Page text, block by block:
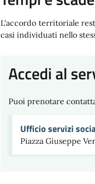
L'accordo territoriale
casi individuati nello
Accedi al
Puoi prenotare
Ufficio servizi
Piazza Giuseppe